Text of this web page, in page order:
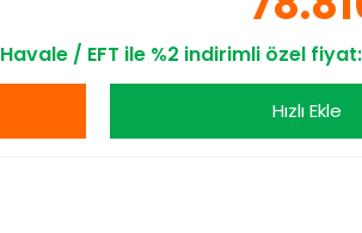
Havale / EFT ile %2 indirimli özel fiyat:
Hızlı Ekle